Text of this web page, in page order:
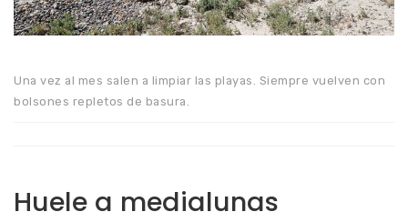
Una vez al mes salen a limpiar las playas. Siempre vuelven con
bolsones repletos de basura.
Huele a medialunas